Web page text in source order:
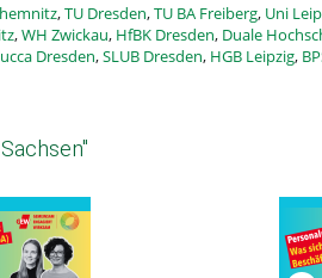
,TU Dresden,TU BA Freiberg, Uni
,WH Zwickau, HfBK Dresden, Duale
Dresden,SLUB Dresden, HGB Leipzig,